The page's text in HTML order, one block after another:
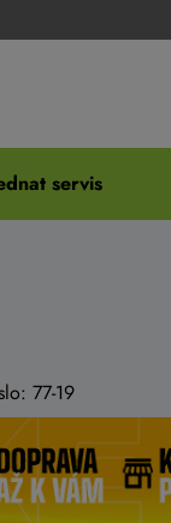
servis
77-19